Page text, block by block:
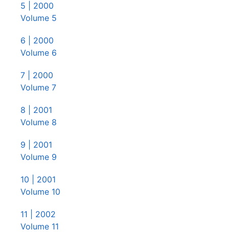
5 | 2000
Volume 5
6 | 2000
Volume 6
7 | 2000
Volume 7
8 | 2001
Volume 8
9 | 2001
Volume 9
10 | 2001
Volume 10
11 | 2002
Volume 11